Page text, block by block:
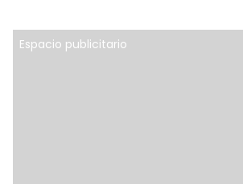
Espacio publicitario